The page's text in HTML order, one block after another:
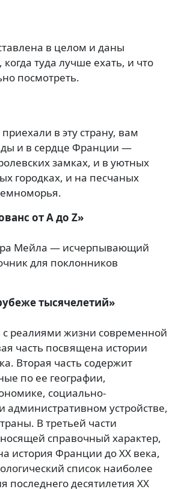
в целом и даны
туда лучше ехать, и что
посмотреть.
в эту страну, вам
и в сердце Франции —
замках, и в уютных
городках, и на песчаных
от A до Z»
Мейла — исчерпывающий
для поклонников
тысячелетий»
с реалиями жизни современной
часть посвящена истории
Вторая часть содержит
по ее географии,
социально-
административном устройстве,
В третьей части
справочный характер,
история Франции до ХХ века,
список наиболее
последнего десятилетия ХХ